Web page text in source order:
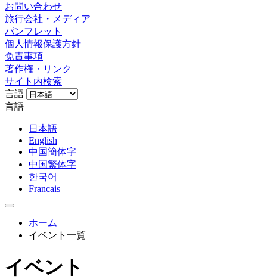
お問い合わせ
旅行会社・メディア
パンフレット
個人情報保護方針
免責事項
著作権・リンク
サイト内検索
言語
言語
日本語
English
中国簡体字
中国繁体字
한국어
Francais
ホーム
イベント一覧
イベント